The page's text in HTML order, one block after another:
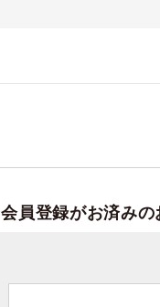
会員登録がお済みの